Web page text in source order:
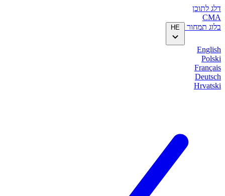
דלג לתוכן
CMA
בלוג תמחור HE
English
Polski
Français
Deutsch
Hrvatski